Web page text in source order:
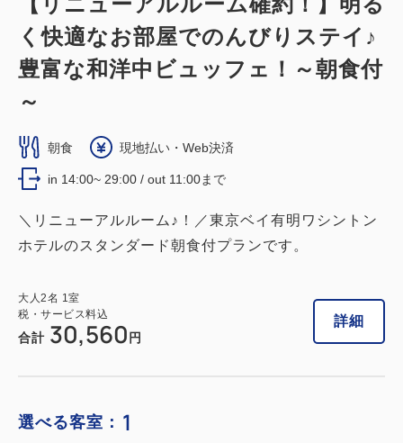
く快適なお部屋でのんびりステイ♪
豊富な和洋中ビュッフェ！～朝食付
～
朝食 現地払い・Web決済
in 14:00~ 29:00 / out 11:00まで
＼リニューアルルーム♪！／東京ベイ有明ワシントン
ホテルのスタンダード朝食付プランです。
大人2名 1室
税・サービス料込
合計 30,560 円
詳細
選べる客室： 1